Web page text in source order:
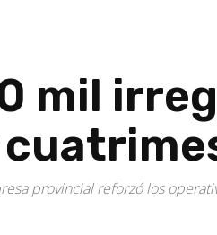
mil
provincial reforzó los